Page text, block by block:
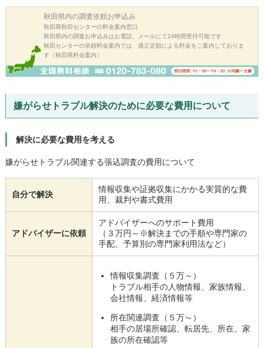
秋田県内の調査依頼お申込み
秋田県秋田センターの料金案内窓口
秋田県内の調査お申込みはお電話、メールにて24時間受付可能です
秋田センターの依頼料金案内では、適正定額による料金をご案内しておりま
す（秋田県料金案内）
嫌がらせトラブル解決のために必要な費用について
解決に必要な費用を考える
嫌がらせトラブル関連する張込調査の費用について
自分で解決
情報収集や証拠収集にかかる実質的な費
用、裁判や書式費用
アドバイザーに依頼
アドバイザーへのサポート費用
（３万円～※解決までの手順や専門家の
手配、予算別の専門家利用法など）
情報収集調査（５万～）
トラブル相手の人物情報、家族情報、
会社情報、経済情報等
所在関連調査（５万～）
相手の居場所確認、転居先、所在、家
族の所在確認等